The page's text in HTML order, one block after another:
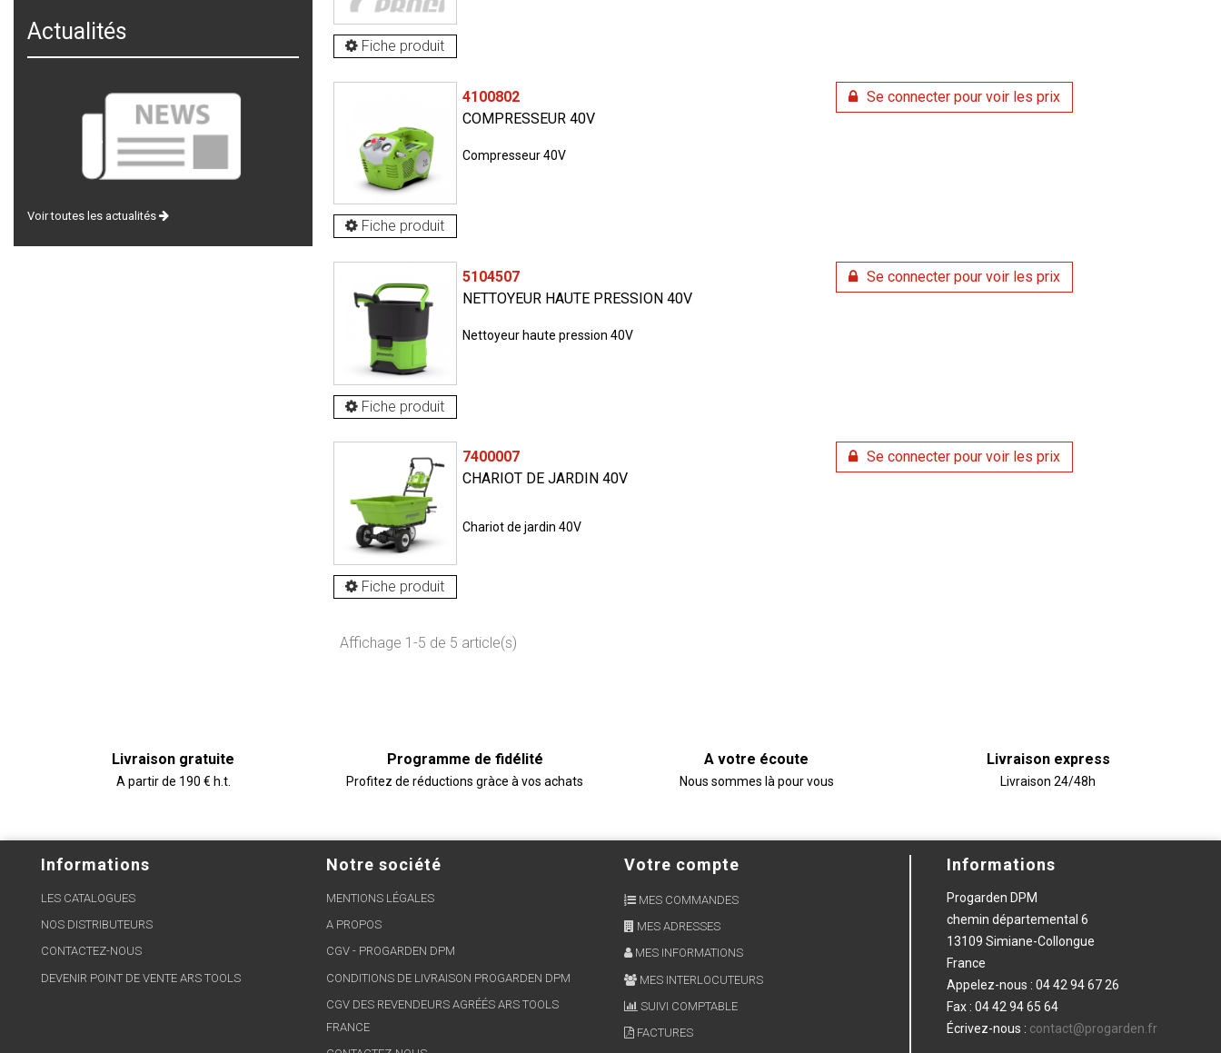
Actualités
Voir toutes les actualités
Fiche produit
Fiche produit
4100802
COMPRESSEUR 40V
Compresseur 40V
Se connecter pour voir les prix
Fiche produit
5104507
NETTOYEUR HAUTE PRESSION 40V
Nettoyeur haute pression 40V
Se connecter pour voir les prix
Fiche produit
7400007
CHARIOT DE JARDIN 40V
Chariot de jardin 40V
Se connecter pour voir les prix
Affichage 1-5 de 5 article(s)
Livraison gratuite
A partir de 190 € h.t.
Programme de fidélité
Profitez de réductions gràce à vos achats
A votre écoute
Nous sommes là pour vous
Livraison express
Livraison 24/48h
Informations
LES CATALOGUES
NOS DISTRIBUTEURS
CONTACTEZ-NOUS
DEVENIR POINT DE VENTE ARS TOOLS
Notre société
MENTIONS LÉGALES
A PROPOS
CGV - PROGARDEN DPM
CONDITIONS DE LIVRAISON PROGARDEN DPM
CGV DES REVENDEURS AGRÉÉS ARS TOOLS
FRANCE
Votre compte
MES COMMANDES
MES ADRESSES
MES INFORMATIONS
MES INTERLOCUTEURS
SUIVI COMPTABLE
FACTURES
Informations
Progarden DPM
chemin départemental 6
13109 Simiane-Collongue
France
Appelez-nous : 04 42 94 67 26
Fax : 04 42 94 65 64
Écrivez-nous : contact@progarden.fr